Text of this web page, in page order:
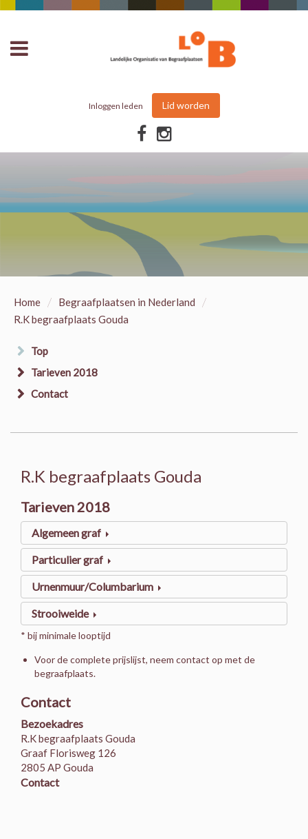
Inloggen leden Lid worden
Home / Begraafplaatsen in Nederland /
R.K begraafplaats Gouda
Top
Tarieven 2018
Contact
R.K begraafplaats Gouda
Tarieven 2018
Algemeen graf
Particulier graf
Urnenmuur/Columbarium
Strooiweide
* bij minimale looptijd
Voor de complete prijslijst, neem contact op met de
begraafplaats.
Contact
Bezoekadres
R.K begraafplaats Gouda
Graaf Florisweg 126
2805 AP Gouda
Contact